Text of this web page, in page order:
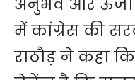
अनुभव और
में कांग्रेस की
राठौड़ ने कहा